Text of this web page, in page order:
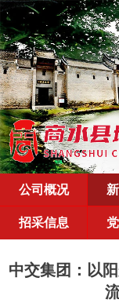
公司概况
招采信息
中交集团：以